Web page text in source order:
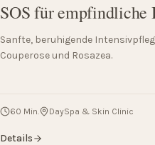
SOS für empfindliche
Sanfte, beruhigende
Couperose und Rosazea.
60 Min. DaySpa & Skin Clinic
Details